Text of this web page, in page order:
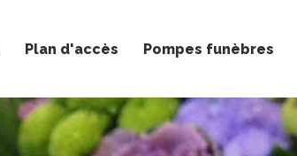
Plan d'accès Pompes funèbres